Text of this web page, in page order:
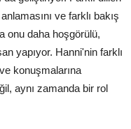
ve farklı bakış
onu daha hoşgörülü,
yapıyor. Hanni'nin farklı
konuşmalarına
aynı zamanda bir rol